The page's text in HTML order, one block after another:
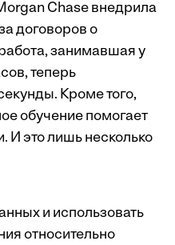
Chase внедрила
договоров о
занимавшая у
теперь
Кроме того,
обучение помогает
И это лишь несколько
и использовать
относительно